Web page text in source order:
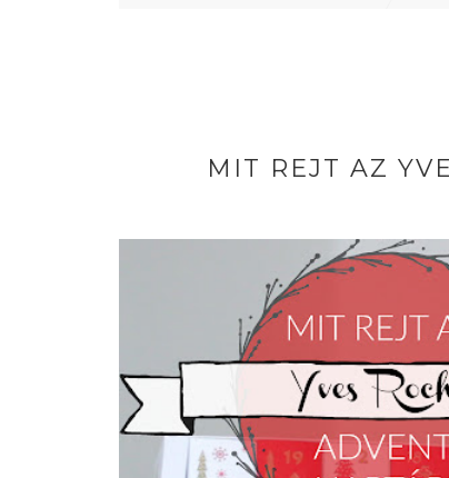
MIT REJT AZ